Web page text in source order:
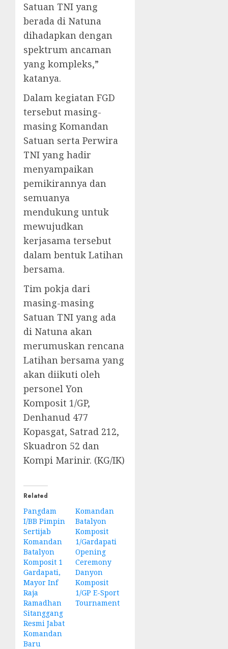
Satuan TNI yang
berada di Natuna
dihadapkan dengan
spektrum ancaman
yang kompleks,”
katanya.
Dalam kegiatan FGD
tersebut masing-
masing Komandan
Satuan serta Perwira
TNI yang hadir
menyampaikan
pemikirannya dan
semuanya
mendukung untuk
mewujudkan
kerjasama tersebut
dalam bentuk Latihan
bersama.
Tim pokja dari
masing-masing
Satuan TNI yang ada
di Natuna akan
merumuskan rencana
Latihan bersama yang
akan diikuti oleh
personel Yon
Komposit 1/GP,
Denhanud 477
Kopasgat, Satrad 212,
Skuadron 52 dan
Kompi Marinir. (KG/IK)
Related
Pangdam
I/BB Pimpin
Sertijab
Komandan
Batalyon
Komposit 1
Gardapati,
Mayor Inf
Raja
Ramadhan
Sitanggang
Resmi Jabat
Komandan
Baru
Komandan
Batalyon
Komposit
1/Gardapati
Opening
Ceremony
Danyon
Komposit
1/GP E-Sport
Tournament